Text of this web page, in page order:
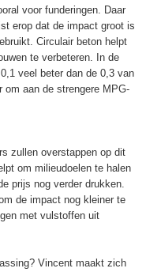
voor funderingen. Daar
erop dat de impact groot is
Circulair beton helpt
te verbeteren. In de
veel beter dan de 0,3 van
aan de strengere MPG-
zullen overstappen op dit
om milieudoelen te halen
prijs nog verder drukken.
de impact nog kleiner te
met vulstoffen uit
Vincent maakt zich